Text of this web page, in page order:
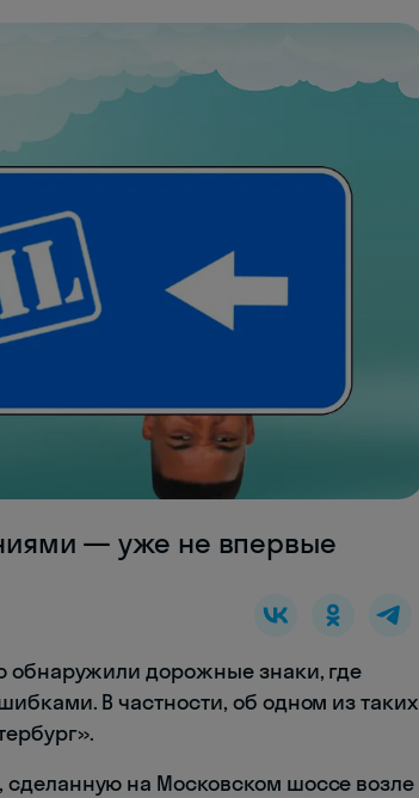
— уже не впервые
обнаружили дорожные знаки, где
В частности, об одном из таких
на Московском шоссе возле